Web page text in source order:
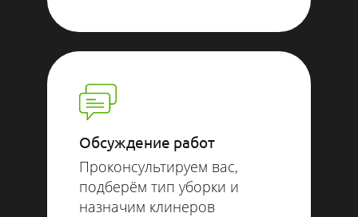
Обсуждение работ
Проконсультируем вас,
подберём тип уборки и
назначим клинеров